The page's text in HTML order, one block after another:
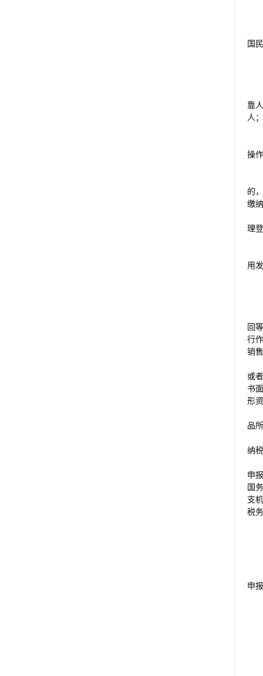
国
靠
人
操
的
缴
理
用
回
行
销
或
书
形
品
纳
申
国
支
税
申